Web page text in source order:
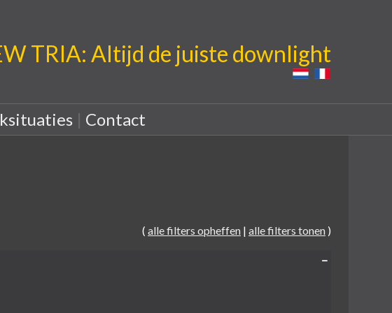
TRIA: Altijd de juiste downlight
| Contact
( alle filters opheffen | alle filters tonen )